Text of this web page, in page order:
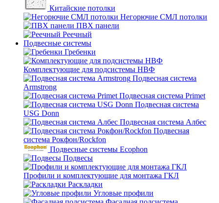
Китайские потолки
Негорючие СМЛ потолки
ПВХ панели
Реечный
Подвесные системы
Гребенки
Комплектующие для подсистемы НВФ
Подвесная система
Armstrong
Подвесная система Primet
Подвесная система
USG Donn
Подвесная система Албес
Подвесная
система Рокфон/Rockfon
Подвесные системы Ecophon
Подвесы
Профили и комплектующие для монтажа ГКЛ
Раскладки
Угловые профили